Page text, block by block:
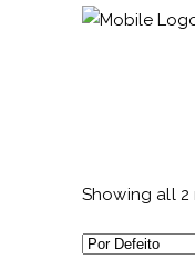
Showing all 2